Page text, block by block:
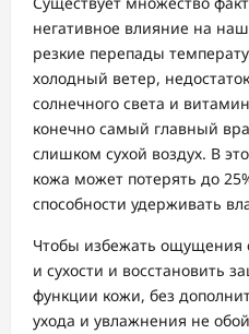
негативное влияние на
резкие перепады
холодный ветер, недостаток
солнечного света и
конечно самый главный
слишком сухой воздух. В
кожа может потерять до
способности удерживать
Чтобы избежать ощущения
и сухости и восстановить
функции кожи, без
ухода и увлажнения не